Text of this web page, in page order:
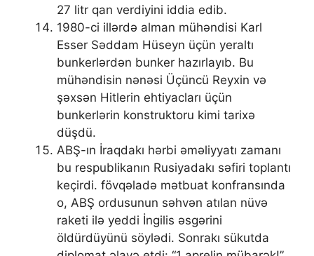
27 litr qan verdiyini iddia edib.
1980-ci illərdə alman mühəndisi Karl
Esser Səddam Hüseyn üçün yeraltı
bunkerlərdən bunker hazırlayıb. Bu
mühəndisin nənəsi Üçüncü Reyxin və
şəxsən Hitlerin ehtiyacları üçün
bunkerlərin konstruktoru kimi tarixə
düşdü.
ABŞ-ın İraqdakı hərbi əməliyyatı zamanı
bu respublikanın Rusiyadakı səfiri toplantı
keçirdi. fövqəladə mətbuat konfransında
o, ABŞ ordusunun səhvən atılan nüvə
raketi ilə yeddi İngilis əsgərini
öldürdüyünü söylədi. Sonrakı sükutda